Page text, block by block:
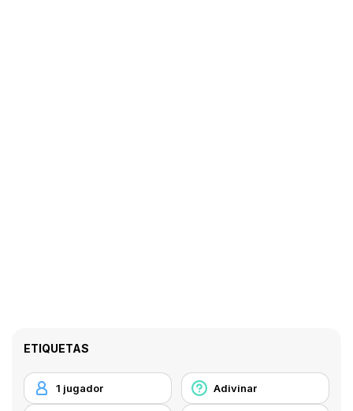
ETIQUETAS
1 jugador Adivinar